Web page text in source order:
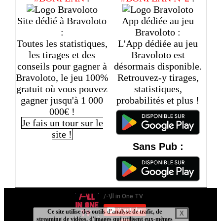
X
Ce site utilise des outils d'analyse de trafic, de
streaming de vidéos, d'images qui utilisent eux-mêmes
Site dédié à Bravoloto
:
Toutes les statistiques,
les tirages et des
conseils pour gagner à
Bravoloto, le jeu 100%
gratuit où vous pouvez
gagner jusqu'à 1 000
000€ !
Je fais un tour sur le
site !
App dédiée au jeu
Bravoloto :
L'App dédiée au jeu
Bravoloto est
désormais disponible.
Retrouvez-y tirages,
statistiques,
probabilités et plus !
Sans Pub :